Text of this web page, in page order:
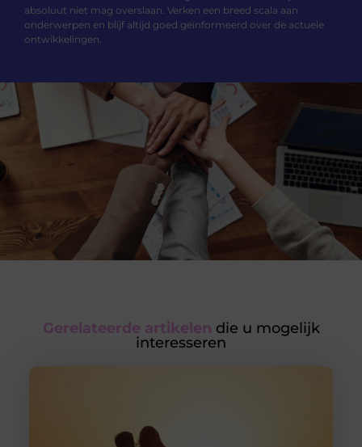
absoluut niet mag overslaan. Verken een breed scala aan
onderwerpen en blijf altijd goed geïnformeerd over de actuele
ontwikkelingen.
Gerelateerde artikelen die u mogelijk
interesseren